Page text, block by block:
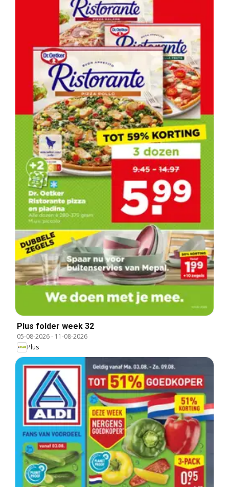
Plus folder week 32
05-08-2026- 11-08-2026
Plus